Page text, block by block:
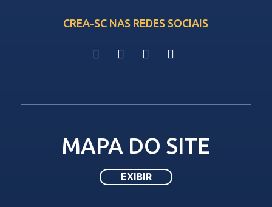
CREA-SC NAS REDES SOCIAIS
MAPA DO SITE